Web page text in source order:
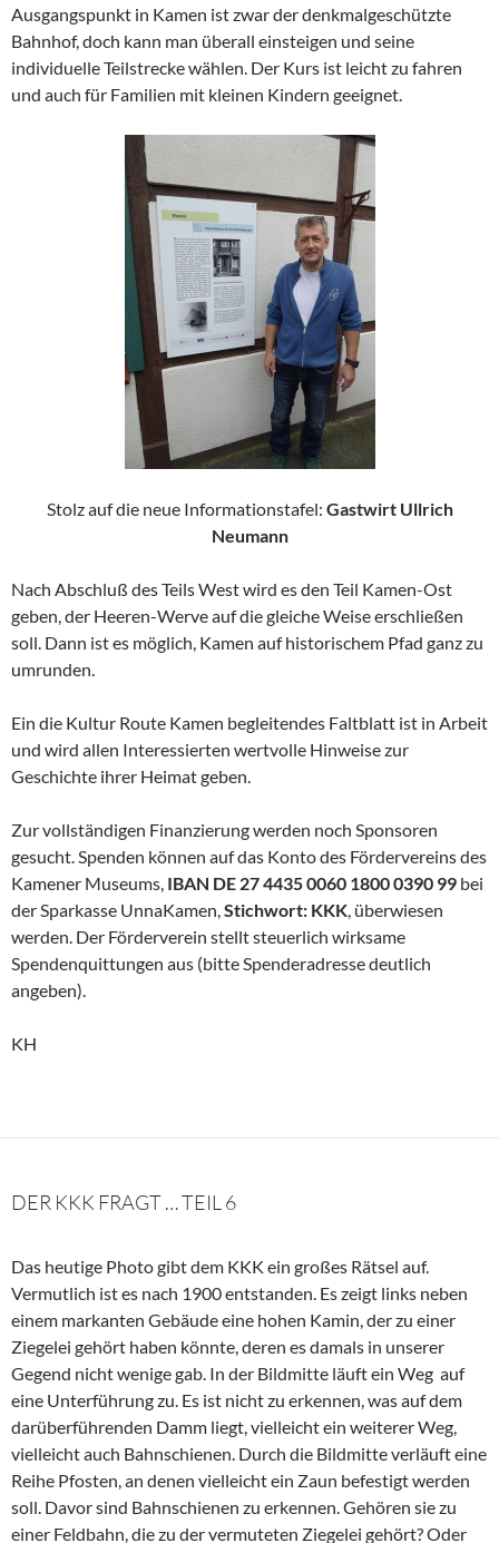
Ausgangspunkt in Kamen ist zwar der denkmalgeschützte
Bahnhof, doch kann man überall einsteigen und seine
individuelle Teilstrecke wählen. Der Kurs ist leicht zu fahren
und auch für Familien mit kleinen Kindern geeignet.
Stolz auf die neue Informationstafel: Gastwirt Ullrich
Neumann
Nach Abschluß des Teils West wird es den Teil Kamen-Ost
geben, der Heeren-Werve auf die gleiche Weise erschließen
soll. Dann ist es möglich, Kamen auf historischem Pfad ganz zu
umrunden.
Ein die Kultur Route Kamen begleitendes Faltblatt ist in Arbeit
und wird allen Interessierten wertvolle Hinweise zur
Geschichte ihrer Heimat geben.
Zur vollständigen Finanzierung werden noch Sponsoren
gesucht. Spenden können auf das Konto des Fördervereins des
Kamener Museums, IBAN DE 27 4435 0060 1800 0390 99 bei
der Sparkasse UnnaKamen,Stichwort: KKK, überwiesen
werden. Der Förderverein stellt steuerlich wirksame
Spendenquittungen aus (bitte Spenderadresse deutlich
angeben).
KH
DER KKK FRAGT … TEIL 6
Das heutige Photo gibt dem KKK ein großes Rätsel auf.
Vermutlich ist es nach 1900 entstanden. Es zeigt links neben
einem markanten Gebäude eine hohen Kamin, der zu einer
Ziegelei gehört haben könnte, deren es damals in unserer
Gegend nicht wenige gab. In der Bildmitte läuft ein Weg auf
eine Unterführung zu. Es ist nicht zu erkennen, was auf dem
darüberführenden Damm liegt, vielleicht ein weiterer Weg,
vielleicht auch Bahnschienen. Durch die Bildmitte verläuft eine
Reihe Pfosten, an denen vielleicht ein Zaun befestigt werden
soll. Davor sind Bahnschienen zu erkennen. Gehören sie zu
einer Feldbahn, die zu der vermuteten Ziegelei gehört? Oder